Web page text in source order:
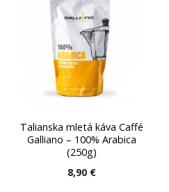
Talianska mletá káva Caffé
Galliano – 100% Arabica
(250g)
8,90 €